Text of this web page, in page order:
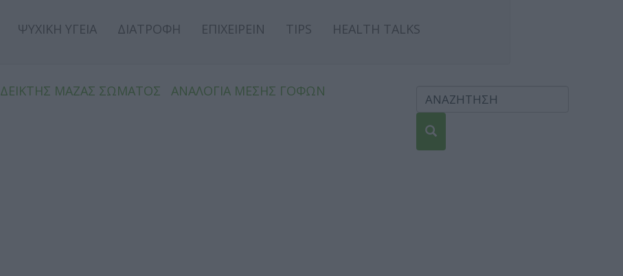
ΨΥΧΙΚΗ ΥΓΕΙΑ ΔΙΑΤΡΟΦΗ ΕΠΙΧΕΙΡΕΙΝ TIPS
HEALTH TALKS
ΔΕΙΚΤΗΣ ΜΑΖΑΣ ΣΩΜΑΤΟΣ
ΑΝΑΛΟΓΙΑ ΜΕΣΗΣ ΓΟΦΩΝ